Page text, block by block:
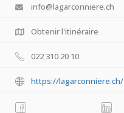
info@lagarconniere.ch
Obtenir l'itinéraire
022 310 20 10
https://lagarconniere.ch/